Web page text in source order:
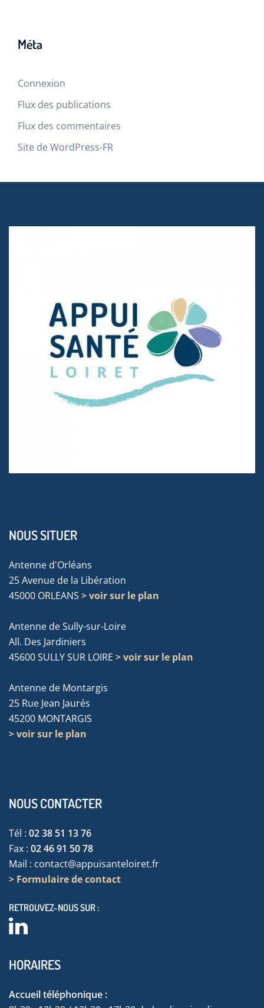
Méta
Connexion
Flux des publications
Flux des commentaires
Site de WordPress-FR
NOUS SITUER
Antenne d'Orléans
25 Avenue de la Libération
45000 ORLEANS > voir sur le plan
Antenne de Sully-sur-Loire
All. Des Jardiniers
45600 SULLY SUR LOIRE > voir sur le plan
Antenne de Montargis
25 Rue Jean Jaurés
45200 MONTARGIS
> voir sur le plan
NOUS CONTACTER
Tél : 02 38 51 13 76
Fax : 02 46 91 50 78
Mail : contact@appuisanteloiret.fr
> Formulaire de contact
RETROUVEZ-NOUS SUR :
HORAIRES
Accueil téléphonique :